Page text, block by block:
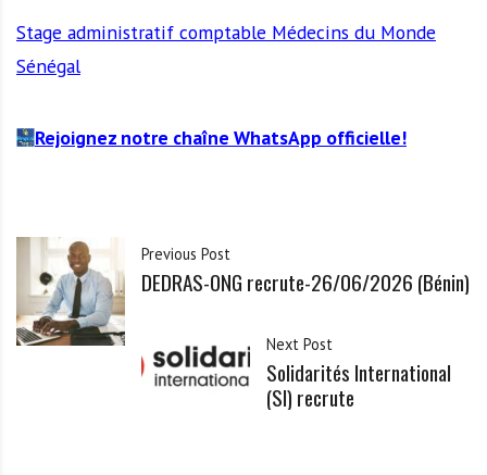
Stage administratif comptable Médecins du Monde
Sénégal
Rejoignez notre chaîne WhatsApp officielle!
Previous Post
DEDRAS-ONG recrute-26/06/2026 (Bénin)
Next Post
Solidarités International
(SI) recrute